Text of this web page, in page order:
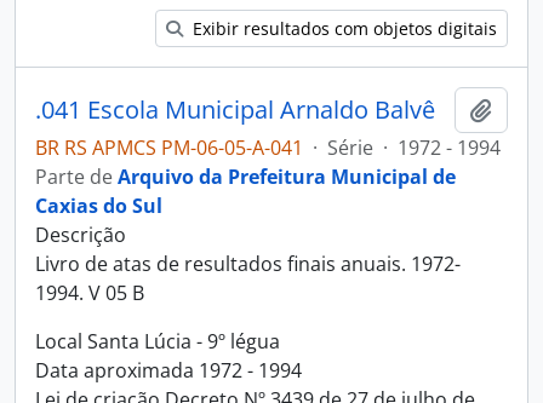
Exibir resultados com objetos digitais
.041 Escola Municipal Arnaldo Balvê
BR RS APMCS PM-06-05-A-041 · Série · 1972 - 1994
Parte deArquivo da Prefeitura Municipal de
Caxias do Sul
Descrição
Livro de atas de resultados finais anuais. 1972-
1994. V 05 B
Local Santa Lúcia - 9º légua
Data aproximada 1972 - 1994